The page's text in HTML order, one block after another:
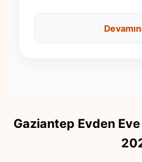
Gaziantep Evden Eve